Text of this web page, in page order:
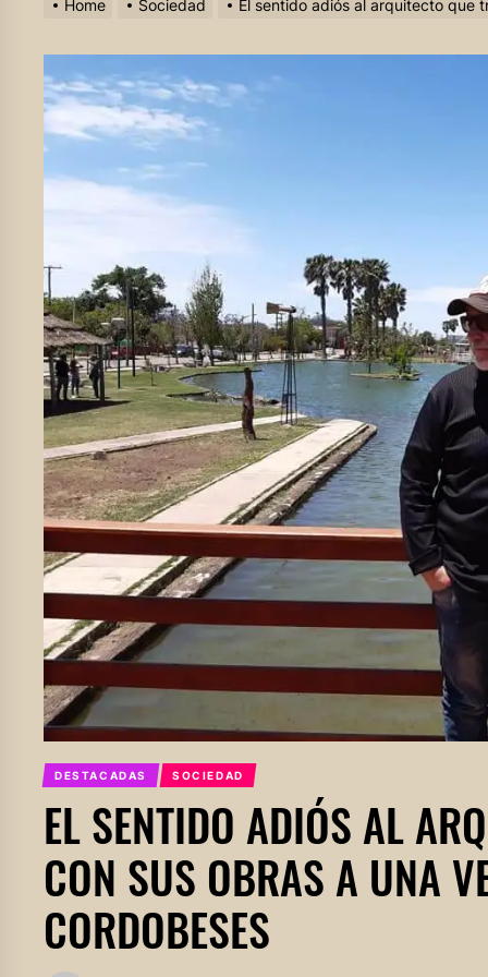
Home Sociedad El sentido adiós al arquitecto que
DESTACADAS SOCIEDAD
EL SENTIDO ADIÓS AL
CON SUS OBRAS A UNA
CORDOBESES